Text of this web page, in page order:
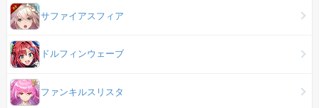
サファイアスフィア
ドルフィンウェーブ
ファンキルスリスタ